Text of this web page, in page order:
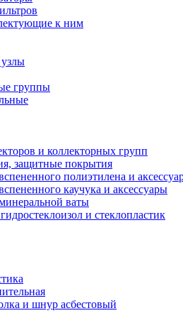
к ним
группы
и коллекторных групп
защитные покрытия
полиэтилена и
каучука и аксессуары
ваты
и стеклопластик
и шнур асбестовый